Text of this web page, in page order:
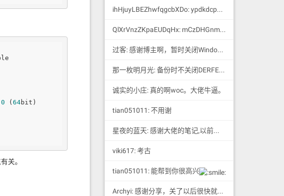
( 64bit)
关。
ihHjuyLBEZhwfqgcbXDo: ypdkdcpPcoSAwoZDU
QlXrVnzZKpaEUDqHx: mCzDHGnmPhDkWQjC
过客: 感谢博主啊，暂时关闭Windows Defender的...
那一枚明月光: 备份时不关闭DERFENDER的话，如果电脑安装有破解...
诚实的小庄: 真的啊woc。大佬牛逼。
tian051011: 不用谢
星夜的蓝天: 感谢大佬的笔记,以前一直没注意这个问题,关掉WD后速度...
viki617: 考古
tian051011: 能帮到你很高兴
Archyi: 感谢分享，关了以后很快就备份好了